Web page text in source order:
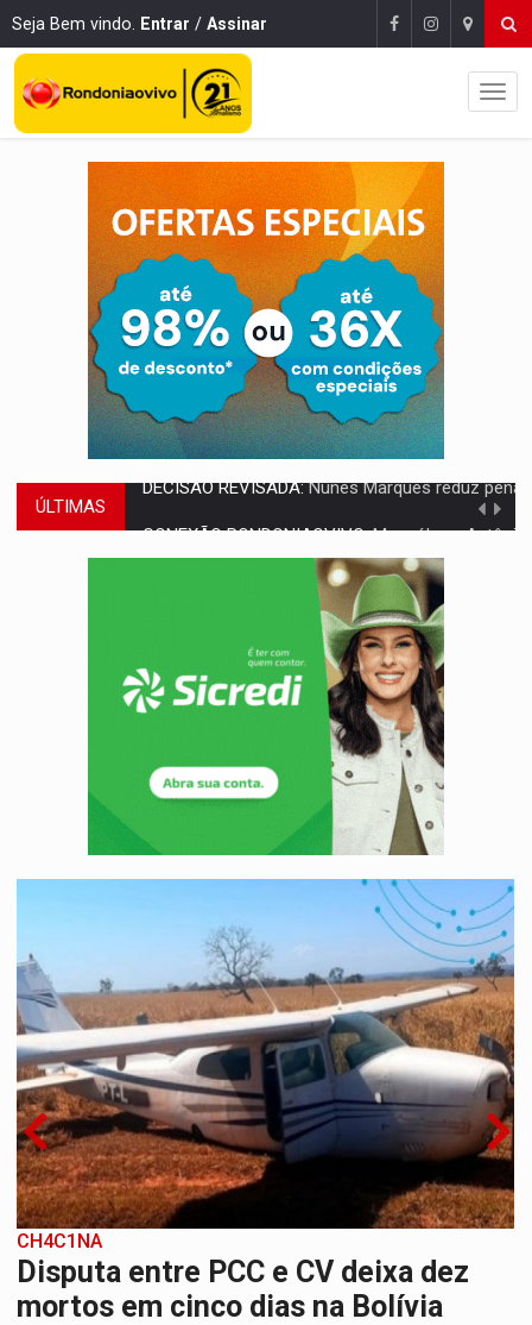
Seja Bem vindo. Entrar / Assinar
ÚLTIMAS Museólogo Antônio Ocampo lança livro
ELEIÇÕES 2026:Patrimônio de candidata a deputada federal do PL salta R$ 1
Quadrilha é flagrada com cerca de 200 porções
BAIRRO TEIXEIRÃO: MPF cobra regularização fundiária da
SUCESSO NA ABERTURA:2ª Feira Rondônia Empreendedora segue no Espaço
Secretário da Seinfra de Porto Velho pede
SAÚDE INDÍGENA: Pirahã terão consultas e exames especializados durante
ECONOMIA: Dia dos pais deve movimentar R$ 8,5 bilhões e RO
Ulisses Guimarães e as nuvens no céu de Rondônia –
DECISÃO REVISADA: Nunes Marques reduz pena de Acir Gurgacz e declara
PROVA CONTÁBIL
UNNESA apresenta documentos e
questiona apreensão da PF em PVH
CH4C1NA
Disputa entre PCC e CV deixa dez
mortos em cinco dias na Bolívia